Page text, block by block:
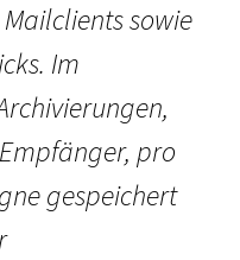
sowie
Im
pro
gespeichert